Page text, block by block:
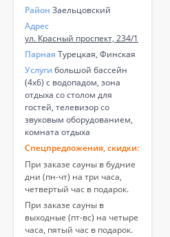
Район Заельцовский
Адрес
ул. Красный проспект, 234/1
Парная Турецкая, Финская
Услуги большой бассейн
(4х6) с водопадом, зона
отдыха со столом для
гостей, телевизор со
звуковым оборудованием,
комната отдыха
Спецпредложения, скидки:
При заказе сауны в будние
дни (пн-чт) на три часа,
четвертый час в подарок.
При заказе сауны в
выходные (пт-вс) на четыре
часа, пятый час в подарок.